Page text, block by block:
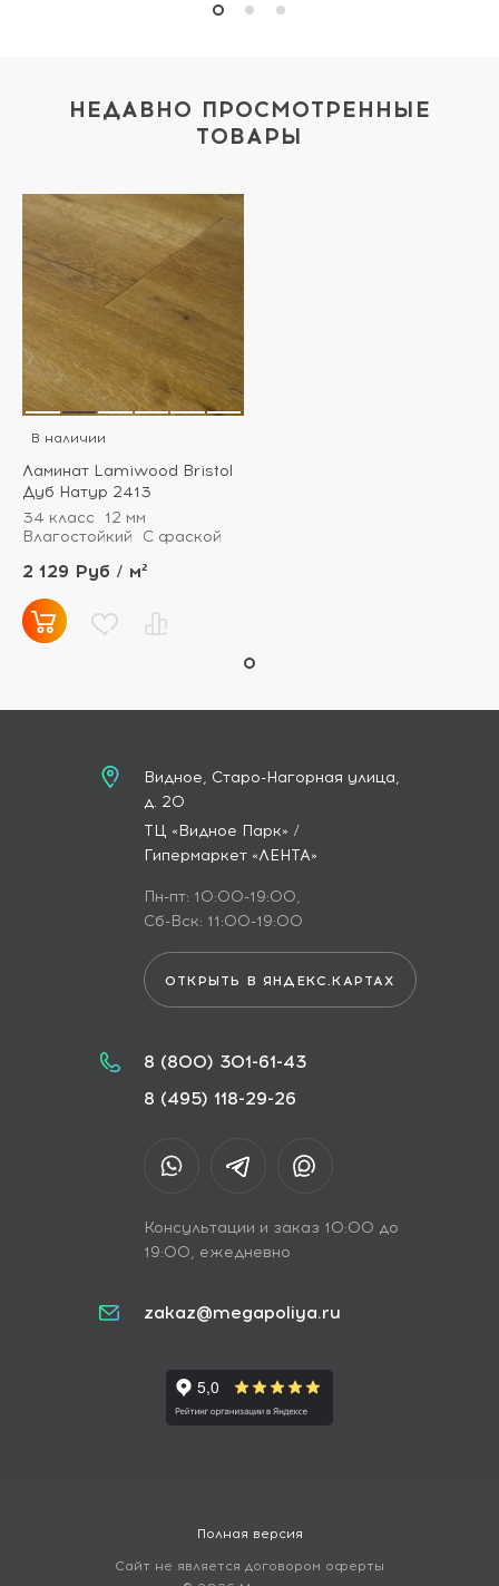
НЕДАВНО ПРОСМОТРЕННЫЕ
ТОВАРЫ
В наличии
Ламинат Lamiwood Bristol
Дуб Натур 2413
34 класс
12 мм
Влагостойкий
С фаской
2 129 Руб / м²
Видное, Старо-Нагорная улица,
д. 20
ТЦ «Видное Парк» /
Гипермаркет «ЛЕНТА»
Пн-пт: 10:00-19:00,
Сб-Вск: 11:00-19:00
ОТКРЫТЬ В ЯНДЕКС.КАРТАХ
8 (800) 301-61-43
8 (495) 118-29-26
Консультации и заказ 10:00 до
19:00, ежедневно
zakaz@megapoliya.ru
Полная версия
Сайт не является договором оферты